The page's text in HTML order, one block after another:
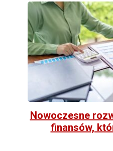
Nowoczesne
finansów,